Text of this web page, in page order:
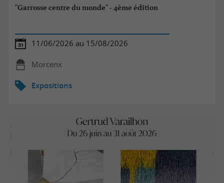
"Garrosse centre du monde" - 4ème édition
11/06/2026 au 15/08/2026
Morcenx
Expositions